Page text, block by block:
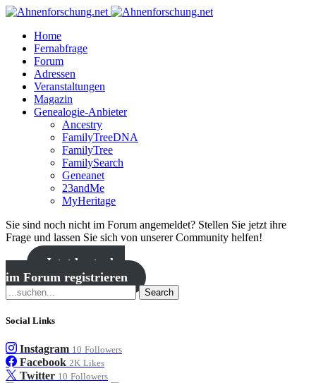
Home
Fernabfrage
Forum
Adressen
Veranstaltungen
Magazin
Genealogie-Anbieter
Ancestry
FamilyTreeDNA
FamilyTree
FamilySearch
Geneanet
23andMe
MyHeritage
Sie sind noch nicht im Forum angemeldet? Stellen Sie jetzt ihre
Frage und lassen Sie sich von unserer Community helfen!
Jetzt kostenlos
im Forum registrieren
Search
Social Links
Instagram 10 Followers
Facebook 2K Likes
Twitter 10 Followers